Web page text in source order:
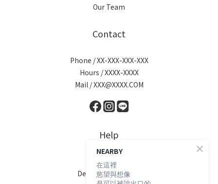
Our Team
Contact
Phone / XX-XXX-XXX-XXX
Hours / XXXX-XXXX
Mail / XXX@XXXX.COM
Help
FAQ
Delivery & Shipping
NEARBY
在這裡
慾望與想像